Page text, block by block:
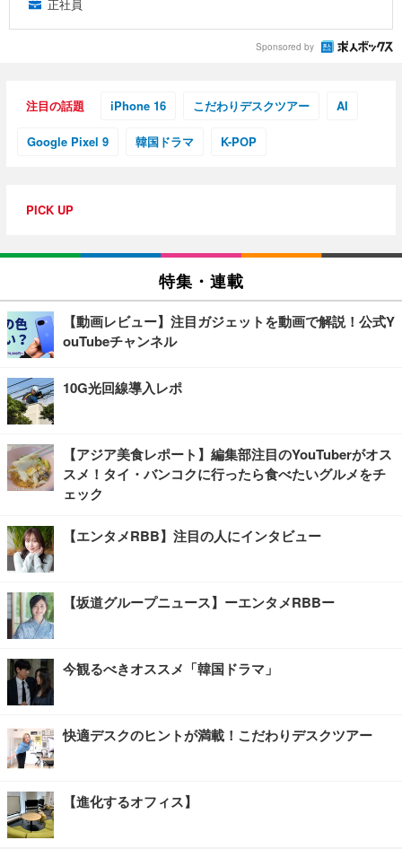
正社員
Sponsored by
注目の話題 iPhone 16 こだわりデスクツアー AI
Google Pixel 9 韓国ドラマ K-POP
PICK UP
特集・連載
【動画レビュー】注目ガジェットを動画で解説！公式Y
ouTubeチャンネル
10G光回線導入レポ
【アジア美食レポート】編集部注目のYouTuberがオス
スメ！タイ・バンコクに行ったら食べたいグルメをチ
ェック
【エンタメRBB】注目の人にインタビュー
【坂道グループニュース】ーエンタメRBBー
今観るべきオススメ「韓国ドラマ」
快適デスクのヒントが満載！こだわりデスクツアー
【進化するオフィス】